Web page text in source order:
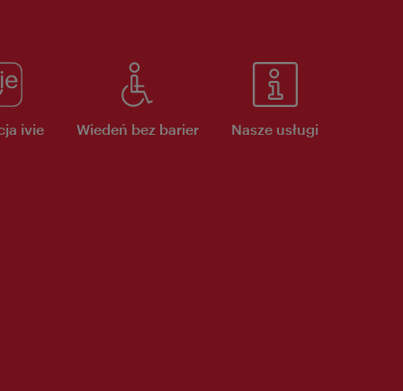
ivie Wiedeń bez barier Nasze usługi